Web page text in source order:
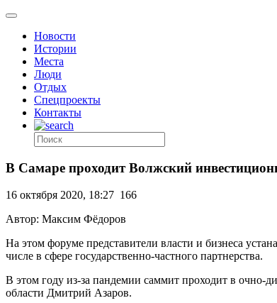
Новости
Истории
Места
Люди
Отдых
Спецпроекты
Контакты
В Самаре проходит Волжский
16 октября 2020, 18:27 166
Автор: Максим Фёдоров
На этом форуме представители власти и бизнеса
числе в сфере государственно-частного партнерства.
В этом году из-за пандемии саммит проходит в очно-
области Дмитрий Азаров.